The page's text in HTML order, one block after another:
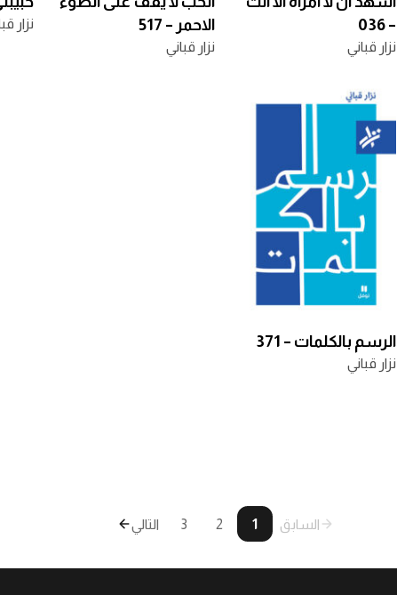
– 036
نزار قباني
الاحمر – 517
نزار قباني
نزار
الرسم بالكلمات – 371
نزار قباني
السابق 1
2
3 التالي